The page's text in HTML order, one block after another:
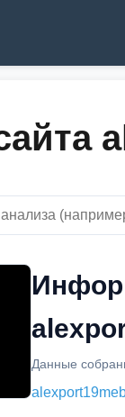
Данные